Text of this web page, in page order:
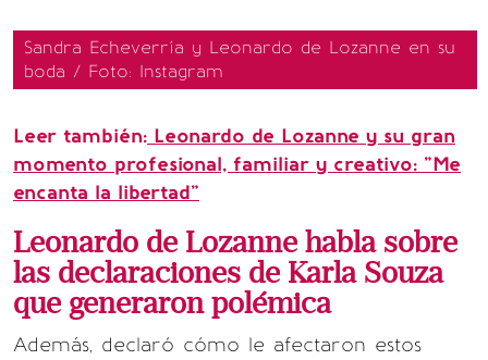
Sandra Echeverría y Leonardo de Lozanne en su
boda / Foto: Instagram
Leer también: Leonardo de Lozanne y su gran
momento profesional, familiar y creativo: "Me
encanta la libertad"
Leonardo de Lozanne habla sobre
las declaraciones de Karla Souza
que generaron polémica
Además, declaró cómo le afectaron estos